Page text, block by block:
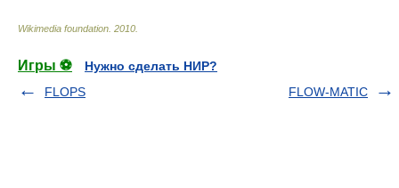
Wikimedia foundation 2010
Игры ⚽
Нужно сделать НИР?
FLOPS
FLOW-MATIC